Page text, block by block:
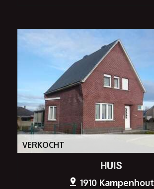
VERKOCHT
HUIS
1910 Kampenhout